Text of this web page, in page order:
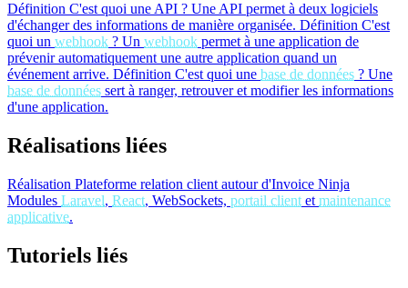
Définition C'est quoi une API ? Une API permet à deux logiciels
d'échanger des informations de manière organisée. Définition C'est
quoi un webhook ? Un webhook permet à une application de
prévenir automatiquement une autre application quand un
événement arrive. Définition C'est quoi une base de données ? Une
base de données sert à ranger, retrouver et modifier les informations
d'une application.
Réalisations liées
Réalisation Plateforme relation client autour d'Invoice Ninja
Modules Laravel, React, WebSockets, portail client et maintenance
applicative.
Tutoriels liés